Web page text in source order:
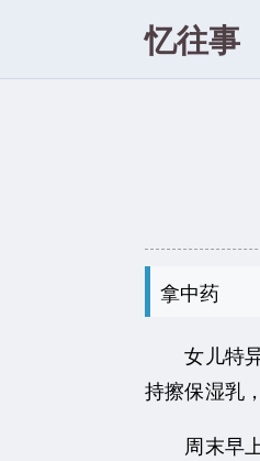
忆往事
拿中药
女儿特异
持擦保湿乳
周末早上